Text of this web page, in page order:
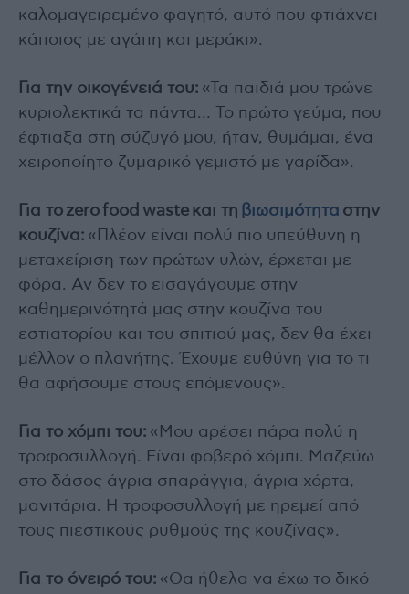
καλομαγειρεμένο φαγητό, αυτό που φτιάχνει
κάποιος με αγάπη και μεράκι».
Για την οικογένειά του: «Τα παιδιά μου τρώνε
κυριολεκτικά τα πάντα… Το πρώτο γεύμα, που
έφτιαξα στη σύζυγό μου, ήταν, θυμάμαι, ένα
χειροποίητο ζυμαρικό γεμιστό με γαρίδα».
Για το zero food waste και τη βιωσιμότητα στην
κουζίνα: «Πλέον είναι πολύ πιο υπεύθυνη η
μεταχείριση των πρώτων υλών, έρχεται με
φόρα. Αν δεν το εισαγάγουμε στην
καθημερινότητά μας στην κουζίνα του
εστιατορίου και του σπιτιού μας, δεν θα έχει
μέλλον ο πλανήτης. Έχουμε ευθύνη για το τι
θα αφήσουμε στους επόμενους».
Για το χόμπι του: «Μου αρέσει πάρα πολύ η
τροφοσυλλογή. Είναι φοβερό χόμπι. Μαζεύω
στο δάσος άγρια σπαράγγια, άγρια χόρτα,
μανιτάρια. Η τροφοσυλλογή με ηρεμεί από
τους πιεστικούς ρυθμούς της κουζίνας».
Για το όνειρό του: «Θα ήθελα να έχω το δικό